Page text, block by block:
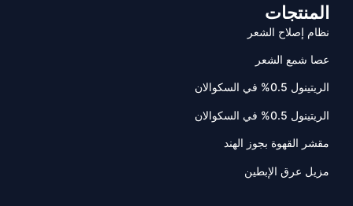
المنتجات
نظام إصلاح الشعر
عصا شمع الشعر
الريتينول 0.5% في السكوالان
الريتينول 0.5% في السكوالان
مقشر القهوة بجوز الهند
مزيل عرق الإبطين